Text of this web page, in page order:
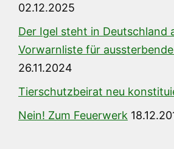
02.12.2025
Der Igel steht in Deutschland
Vorwarnliste für
26.11.2024
Tierschutzbeirat neu
Nein! Zum Feuerwerk